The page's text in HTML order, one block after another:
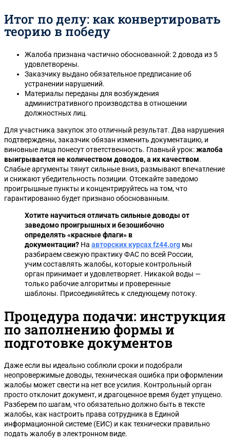
Итог по делу: как конвертировать
теорию в победу
Жалоба признана частично обоснованной: 2 довода из 5
удовлетворены.
Заказчику выдано обязательное предписание об
устранении нарушений.
Материалы переданы для возбуждения
административного производства в отношении
должностных лиц.
Для участника закупок это отличный результат. Два нарушения
подтверждены, заказчик обязан изменить документацию, и
виновные лица понесут ответственность. Главный урок:жалоба
выигрывается не количеством доводов, а их качеством.
Слабые аргументы тянут сильные вниз, размывают впечатление
и снижают убедительность позиции. Отсекайте заведомо
проигрышные пункты и концентрируйтесь на том, что
гарантированно будет признано обоснованным.
Хотите научиться отличать сильные доводы от
заведомо проигрышных и безошибочно
определять «красные флаги» в
документации? На авторских курсах fz44.org мы
разбираем свежую практику ФАС по всей России,
учим составлять жалобы, которые контрольный
орган принимает и удовлетворяет. Никакой воды —
только рабочие алгоритмы и проверенные
шаблоны. Присоединяйтесь к следующему потоку.
Процедура подачи: инструкция
по заполнению формы и
подготовке документов
Даже если вы идеально соблюли сроки и подобрали
неопровержимые доводы, техническая ошибка при оформлении
жалобы может свести на нет все усилия. Контрольный орган
просто отклонит документ, и драгоценное время будет упущено.
Разберем по шагам, что обязательно должно быть в тексте
жалобы, как настроить права сотрудника в Единой
информационной системе (ЕИС) и как технически правильно
подать жалобу в электронном виде.